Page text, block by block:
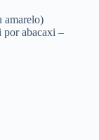
amarelo)
por abacaxi –